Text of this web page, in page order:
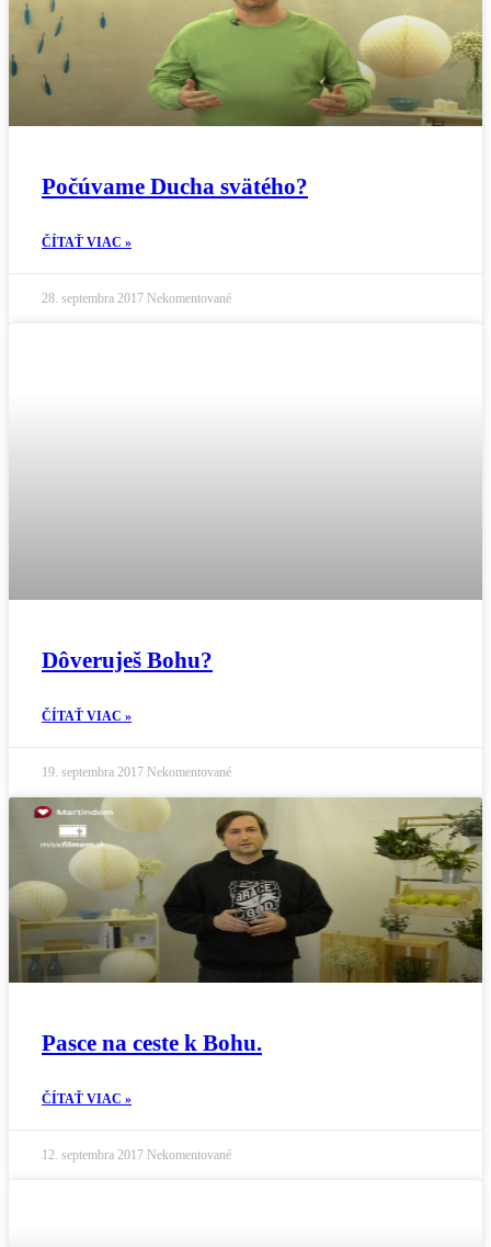
Počúvame Ducha svätého?
ČÍTAŤ VIAC »
28. septembra 2017 Nekomentované
Dôveruješ Bohu?
ČÍTAŤ VIAC »
19. septembra 2017 Nekomentované
Pasce na ceste k Bohu.
ČÍTAŤ VIAC »
12. septembra 2017 Nekomentované